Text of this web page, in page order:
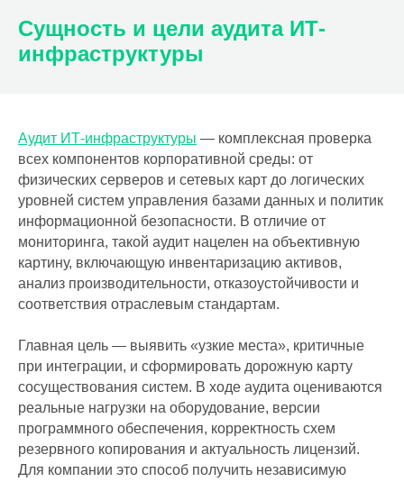
Сущность и цели аудита ИТ-
инфраструктуры
Аудит ИТ-инфраструктуры — комплексная проверка
всех компонентов корпоративной среды: от
физических серверов и сетевых карт до логических
уровней систем управления базами данных и политик
информационной безопасности. В отличие от
мониторинга, такой аудит нацелен на объективную
картину, включающую инвентаризацию активов,
анализ производительности, отказоустойчивости и
соответствия отраслевым стандартам.
Главная цель — выявить «узкие места», критичные
при интеграции, и сформировать дорожную карту
сосуществования систем. В ходе аудита оцениваются
реальные нагрузки на оборудование, версии
программного обеспечения, корректность схем
резервного копирования и актуальность лицензий.
Для компании это способ получить независимую